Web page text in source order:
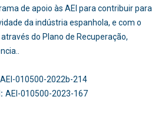
de apoio às AEI para contribuir para
da indústria espanhola, e com o
do Plano de Recuperação,
AEI-010500-2022b-214
AEI-010500-2023-167